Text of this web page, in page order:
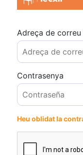
Adreça de
Contrasenya
Heu oblidat la